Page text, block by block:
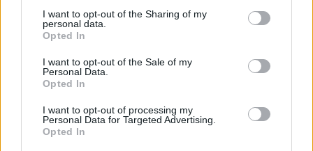
I want to opt-out of the Sharing of my
personal data.
Opted In
I want to opt-out of the Sale of my
Personal Data.
Opted In
I want to opt-out of processing my
Personal Data for Targeted Advertising.
Opted In
tartozik, melynek olvasása előfizetéses
regisztrációhoz kötött.
Portfolio.hu teljes cikkarchívum
Kötéslisták: BÉT elmúlt 2 év napon belüli